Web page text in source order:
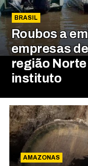
BRASIL
Roubos a
empresas
região
instituto
AMAZONAS